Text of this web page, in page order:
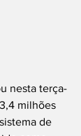
nesta terça-
milhões
de